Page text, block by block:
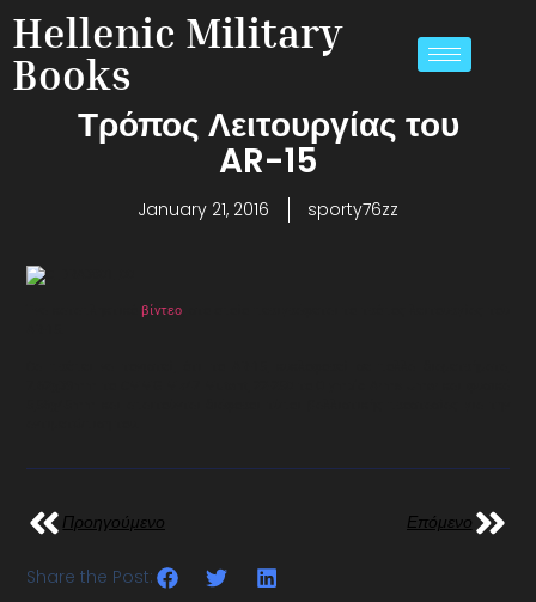
Hellenic Military
Books
Τρόπος Λειτουργίας του
AR-15
January 21, 2016 sporty76zz
Ένα καταπληκτικόβίντεο
Προηγούμενο Επόμενο
Share the Post: